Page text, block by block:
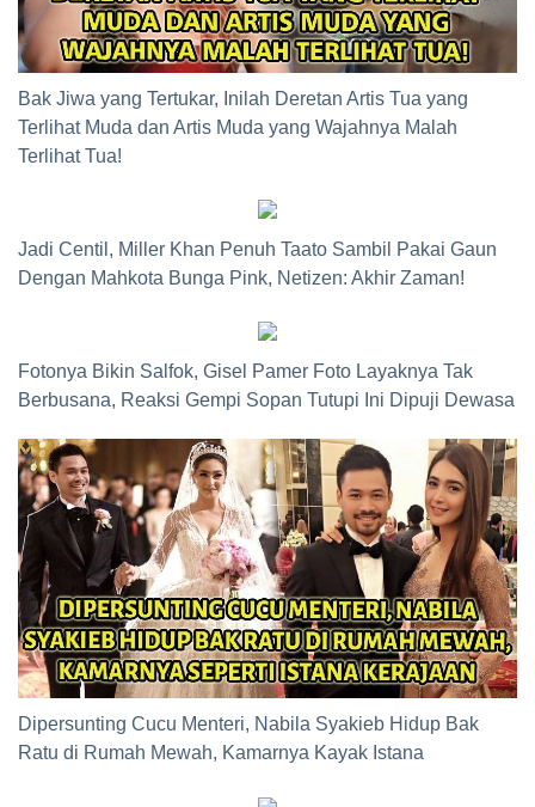
Bak Jiwa yang Tertukar, Inilah Deretan Artis Tua yang
Terlihat Muda dan Artis Muda yang Wajahnya Malah
Terlihat Tua!
Jadi Centil, Miller Khan Penuh Taato Sambil Pakai Gaun
Dengan Mahkota Bunga Pink, Netizen: Akhir Zaman!
Fotonya Bikin Salfok, Gisel Pamer Foto Layaknya Tak
Berbusana, Reaksi Gempi Sopan Tutupi Ini Dipuji Dewasa
Dipersunting Cucu Menteri, Nabila Syakieb Hidup Bak
Ratu di Rumah Mewah, Kamarnya Kayak Istana